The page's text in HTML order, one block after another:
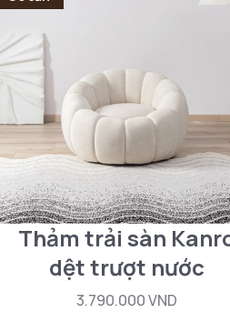
Thảm trải sàn
dệt trượt nước
3.790.000 VND